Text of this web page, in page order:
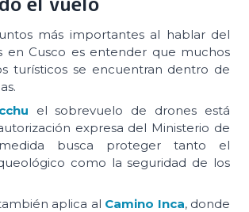
más importantes al hablar del
en Cusco es entender que muchos
turísticos se encuentran dentro de
el sobrevuelo de drones está
expresa del Ministerio de
busca proteger tanto el
como la seguridad de los
aplica al Camino Inca, donde